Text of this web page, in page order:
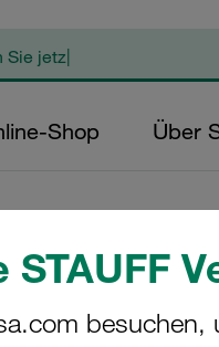
STAUFF
besuchen,
Shop Über